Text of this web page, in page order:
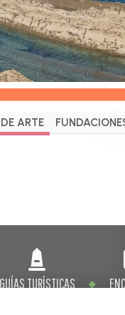
ARTE
GUÍAS TURÍSTICAS